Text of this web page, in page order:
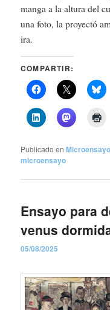
manga a la altura del
una foto, la proyectó
ira.
COMPARTIR:
Publicado en
microensayo
Ensayo para
venus
05/08/2025